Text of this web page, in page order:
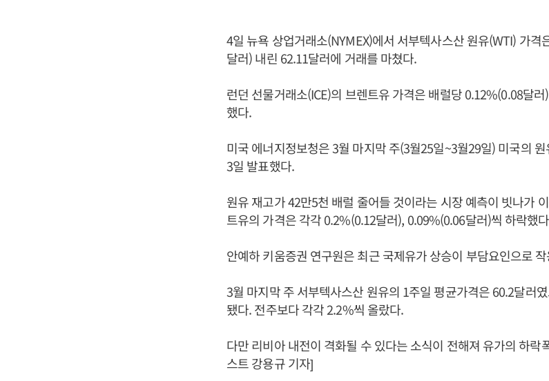
4일 뉴욕 상업거래소(NYMEX)에서 서부텍사스산 원유(WTI) 가
달러) 내린 62.11달러에 거래를 마쳤다.
런던 선물거래소(ICE)의 브렌트유 가격은 배럴당 0.12%(0.08달
했다.
미국 에너지정보청은 3월 마지막 주(3월25일~3월29일) 미국의
3일 발표했다.
원유 재고가 42만5천 배럴 줄어들 것이라는 시장 예측이 빗나가
트유의 가격은 각각 0.2%(0.12달러), 0.09%(0.06달러)씩 하락했
안예하 키움증권 연구원은 최근 국제유가 상승이 부담요인으로
3월 마지막 주 서부텍사스산 원유의 1주일 평균가격은 60.2달러
됐다. 전주보다 각각 2.2%씩 올랐다.
다만 리비아 내전이 격화될 수 있다는 소식이 전해져 유가의 하락
스트 강용규 기자]